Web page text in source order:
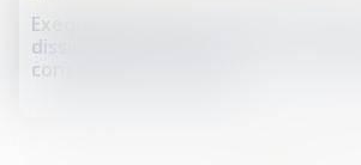
Exequatur et autorité de chose
dissimulation d’une prestation
constitue une fraude